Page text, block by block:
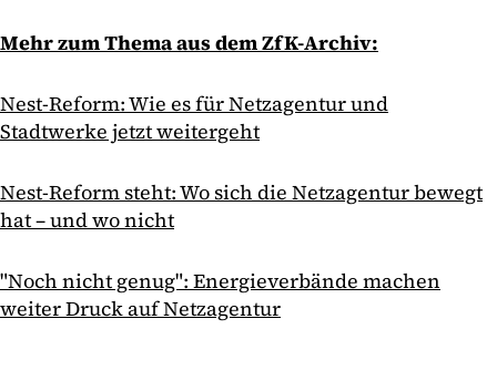
Mehr zum Thema aus dem ZfK-Archiv:
Nest-Reform: Wie es für Netzagentur und
Stadtwerke jetzt weitergeht
Nest-Reform steht: Wo sich die Netzagentur bewegt
hat – und wo nicht
"Noch nicht genug": Energieverbände machen
weiter Druck auf Netzagentur